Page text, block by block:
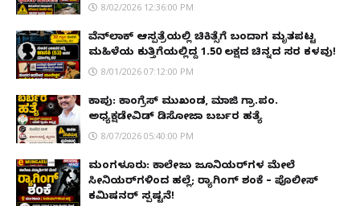
8/02/2026 12:36:00 PM
ವೆನ್‌ಲಾಕ್ ಆಸ್ಪತ್ರೆಯಲ್ಲಿ ಚಿಕಿತ್ಸೆಗೆ ಬಂದಾಗ ಮೃತಪಟ್ಟ
ಮಹಿಳೆಯ ಕುತ್ತಿಗೆಯಲ್ಲಿದ್ದ ₹1.50 ಲಕ್ಷದ ಚಿನ್ನದ ಸರ ಕಳವು!
8/01/2026 07:12:00 PM
ಕಾಪು: ಕಾಂಗ್ರೆಸ್ ಮುಖಂಡ, ಮಾಜಿ ಗ್ರಾ.ಪಂ.
ಅಧ್ಯಕ್ಷಡೇವಿಡ್ ಡಿಸೋಜಾ ಬರ್ಬರ ಹತ್ಯೆ
8/07/2026 05:40:00 PM
ಮಂಗಳೂರು: ಕಾಲೇಜು ಜೂನಿಯರ್‌ಗಳ ಮೇಲೆ
ಸೀನಿಯರ್‌ಗಳಿಂದ ಹಲ್ಲೆ; ರ‌್ಯಾಗಿಂಗ್ ಶಂಕೆ – ಪೊಲೀಸ್
ಕಮಿಷನರ್ ಸ್ಪಷ್ಟನೆ!